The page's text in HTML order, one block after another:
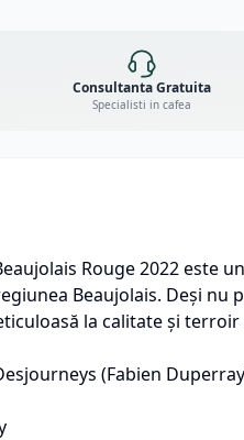
Consultanta Gratuita
Specialisti in cafea
Rouge 2022 este
Beaujolais. Deși
la calitate și
(Fabien